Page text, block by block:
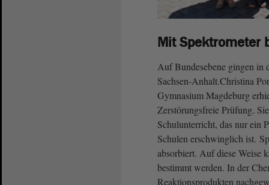
Mit Spektrometer
Auf Bundesebene gingen in
Sachsen-Anhalt.Christina
Gymnasium Magdeburg
Zerstörungsfreie Prüfung.
Schulunterricht, das nur ein
Schulen erschwinglich ist.
absorbiert. Auf diese Weise
bestimmt werden. In der
Reaktionsprodukten